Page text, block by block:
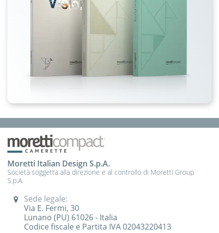
Moretti Italian Design S.p.A.
Società soggetta alla direzione e al controllo di Moretti Group
S.p.A.
Sede legale:
Via E. Fermi, 30
Lunano (PU) 61026 - Italia
Codice fiscale e Partita IVA 02043220413